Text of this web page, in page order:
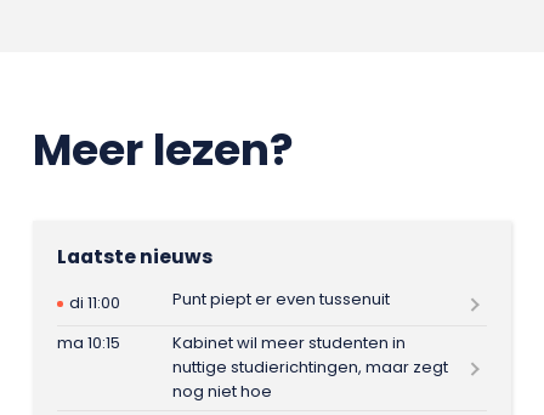
Meer lezen?
Laatste nieuws
di 11:00
Punt piept er even tussenuit
ma 10:15
Kabinet wil meer studenten in
nuttige studierichtingen, maar zegt
nog niet hoe